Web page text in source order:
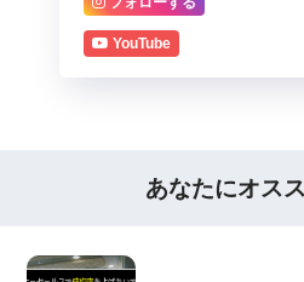
YouTube
あなたにオス